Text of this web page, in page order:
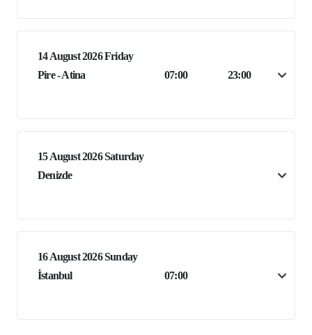
14 August 2026 Friday
Pire - Atina
07:00 23:00
15 August 2026 Saturday
Denizde
16 August 2026 Sunday
İstanbul
07:00